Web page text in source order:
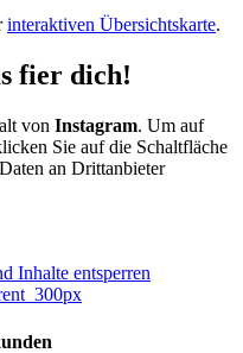
interaktiven Übersichtskarte.
fier dich!
von Instagram. Um auf
Sie auf die Schaltfläche
an Drittanbieter
Inhalte entsperren